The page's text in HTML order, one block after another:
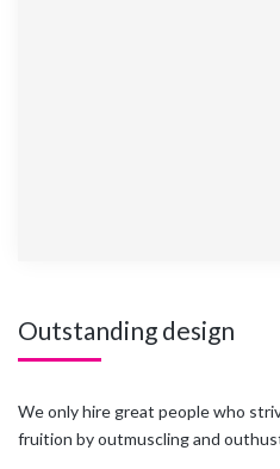
Outstanding design
We only hire great people who
fruition by outmuscling and